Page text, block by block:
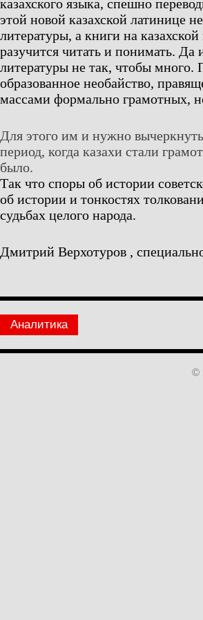
казахского языка, спешно
этой новой казахской латинице
литературы, а книги на
разучится читать и понимать. Да
литературы не так, чтобы много.
образованное необайство,
массами формально грамотных,
Для этого им и нужно
период, когда казахи стали
было.
Так что споры об истории
об истории и тонкостях
судьбах целого народа.
Дмитрий Верхотуров ,
Аналитика
©